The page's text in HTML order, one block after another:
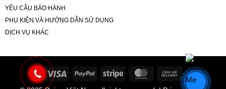
YÊU CẦU BẢO HÀNH
PHỤ KIỆN VÀ HƯỚNG DẪN SỬ DỤNG
DỊCH VỤ KHÁC
Visa PayPal Stripe MasterCardCash
On